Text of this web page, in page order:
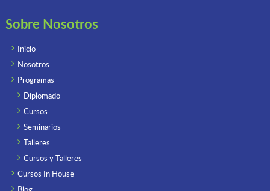
Sobre Nosotros
Inicio
Nosotros
Programas
Diplomado
Cursos
Seminarios
Talleres
Cursos y Talleres
Cursos In House